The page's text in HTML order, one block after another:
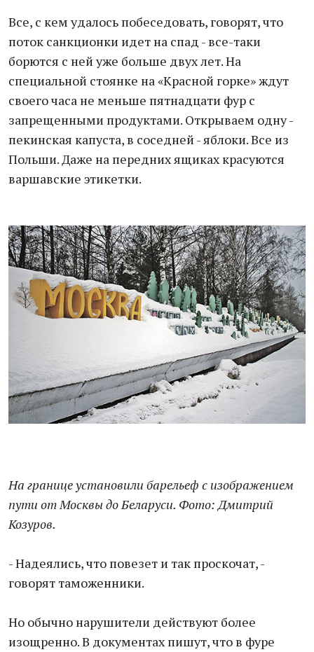
Все, с кем удалось побеседовать, говорят, что
поток санкционки идет на спад - все-таки
борются с ней уже больше двух лет. На
специальной стоянке на «Красной горке» ждут
своего часа не меньше пятнадцати фур с
запрещенными продуктами. Открываем одну -
пекинская капуста, в соседней - яблоки. Все из
Польши. Даже на передних ящиках красуются
варшавские этикетки.
На границе установили барельеф с изображением
пути от Москвы до Беларуси. Фото: Дмитрий
Козуров.
- Надеялись, что повезет и так проскочат, -
говорят таможенники.
Но обычно нарушители действуют более
изощренно. В документах пишут, что в фуре